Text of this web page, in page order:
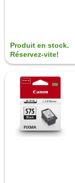
Produit en stock.
Réservez-vite!